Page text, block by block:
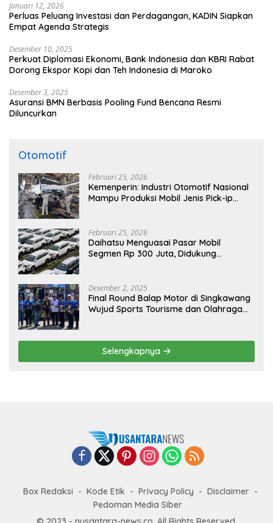
Januari 12, 2026
Perluas Peluang Investasi dan Perdagangan, KADIN Siapkan
Empat Agenda Strategis
Desember 10, 2025
Perkuat Diplomasi Ekonomi, Bank Indonesia dan KBRI Rabat
Dorong Ekspor Kopi dan Teh Indonesia di Maroko
Desember 3, 2025
Asuransi BMN Berbasis Pooling Fund Bencana Resmi
Diluncurkan
Otomotif
Februari 25, 2026
Kemenperin: Industri Otomotif Nasional
Mampu Produksi Mobil Jenis Pick-ip
Februari 25, 2026
Daihatsu Menguasai Pasar Mobil
Segmen Rp 300 Juta, Didukung
Desember 2, 2025
Final Round Balap Motor di Singkawang
Wujud Sports Tourisme dan Olahraga
Selengkapnya
Box Redaksi Kode Etik Privacy Policy
Disclaimer
Pedoman Media Siber